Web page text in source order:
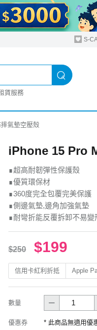
S-
賃服務
氣墊空壓殼
iPhone 15 Pro
∎超高耐韌彈性保護殼
∎優質環保材
∎360度完全包覆完美保護
∎側邊氣墊,邊角加強氣墊
∎耐彎折能反覆拆卸不易變
$250 $199
信用卡紅利折抵 Apple
數量
優惠券 * 此商品無適用優